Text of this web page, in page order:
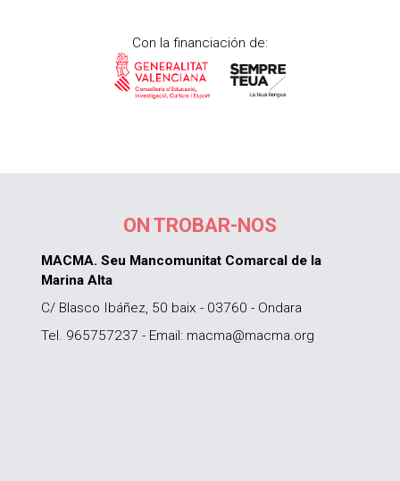
Con la financiación de:
ON TROBAR-NOS
MACMA. Seu Mancomunitat Comarcal de la
Marina Alta
C/ Blasco Ibáñez, 50 baix - 03760 - Ondara
Tel. 965757237 - Email: macma@macma.org